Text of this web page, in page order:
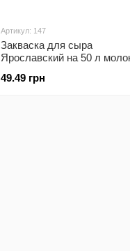
Артикул: 147
Закваска для сыра
Ярославский на 50 л
49.49 грн